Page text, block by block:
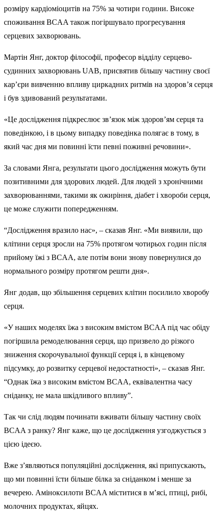
розміру кардіоміоцитів на 75% за чотири години. Високе
споживання BCAA також погіршувало прогресування
серцевих захворювань.
Мартін Янг, доктор філософії, професор відділу серцево-
судинних захворювань UAB, присвятив більшу частину своєї
кар’єри вивченню впливу циркадних ритмів на здоров’я серця
і був здивований результатами.
«Це дослідження підкреслює зв’язок між здоров’ям серця та
поведінкою, і в цьому випадку поведінка полягає в тому, в
який час дня ми повинні їсти певні поживні речовини».
За словами Янга, результати цього дослідження можуть бути
позитивними для здорових людей. Для людей з хронічними
захворюваннями, такими як ожиріння, діабет і хвороби серця,
це може служити попередженням.
“Дослідження вразило нас», – сказав Янг. «Ми виявили, що
клітини серця зросли на 75% протягом чотирьох годин після
прийому їжі з BCAA, але потім вони знову повернулися до
нормального розміру протягом решти дня».
Янг додав, що збільшення серцевих клітин посилило хворобу
серця.
«У наших моделях їжа з високим вмістом BCAA під час обіду
погіршила ремоделювання серця, що призвело до різкого
зниження скорочувальної функції серця і, в кінцевому
підсумку, до розвитку серцевої недостатності», – сказав Янг.
“Однак їжа з високим вмістом BCAA, еквівалентна часу
сніданку, не мала шкідливого впливу”.
Так чи слід людям починати вживати більшу частину своїх
BCAA з ранку? Янг каже, що це дослідження узгоджується з
цією ідеєю.
Вже з’являються популяційні дослідження, які припускають,
що ми повинні їсти більше білка за сніданком і менше за
вечерею. Аміноксилоти BCAA міститися в м’ясі, птиці, рибі,
молочних продуктах, яйцях.